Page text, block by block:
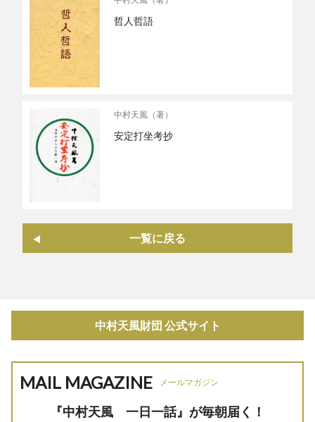
哲人哲語
中村天風（著）
安定打坐考抄
一覧に戻る
中村天風財団 公式サイト
MAIL MAGAZINE メールマガジン
『中村天風 一日一話』が毎朝届く！